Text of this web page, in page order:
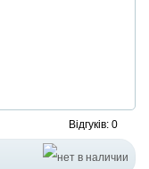
Відгуків: 0